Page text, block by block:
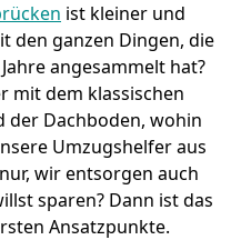
ist kleiner und
den ganzen Dingen, die
angesammelt hat?
mit dem klassischen
der Dachboden, wohin
Umzugshelfer aus
wir entsorgen auch
sparen? Dann ist das
Ansatzpunkte.